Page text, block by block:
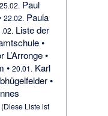
25.02. Paul
22.02. Paula
Liste der
•
L’Arronge•
•20.01. Karl
•
(Diese Liste ist